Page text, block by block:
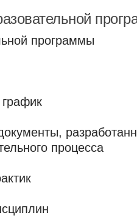
программы
процесса